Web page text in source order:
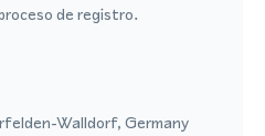
de registro.
Walldorf, Germany